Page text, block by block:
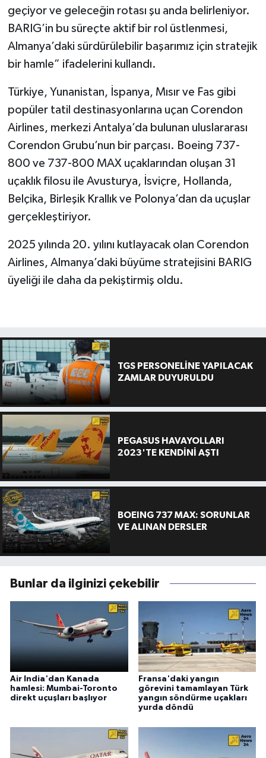
geçiyor ve geleceğin rotası şu anda belirleniyor.
BARIG’in bu süreçte aktif bir rol üstlenmesi,
Almanya’daki sürdürülebilir başarımız için stratejik
bir hamle” ifadelerini kullandı.
Türkiye, Yunanistan, İspanya, Mısır ve Fas gibi
popüler tatil destinasyonlarına uçan Corendon
Airlines, merkezi Antalya’da bulunan uluslararası
Corendon Grubu’nun bir parçası. Boeing 737-
800 ve 737-800 MAX uçaklarından oluşan 31
uçaklık filosu ile Avusturya, İsviçre, Hollanda,
Belçika, Birleşik Krallık ve Polonya’dan da uçuşlar
gerçekleştiriyor.
2025 yılında 20. yılını kutlayacak olan Corendon
Airlines, Almanya’daki büyüme stratejisini BARIG
üyeliği ile daha da pekiştirmiş oldu.
TGS PERSONELİNE YAPILACAK
ZAMLAR DUYURULDU
PEGASUS HAVAYOLLARI
2023'TE KENDİNİ AŞTI
BOEING 737 MAX: SORUNLAR
VE ALINAN DERSLER
Bunlar da ilginizi çekebilir
Air India'dan Kanada
hamlesi: Mumbai-Toronto
direkt uçuşları başlıyor
Fransa'daki yangın
görevini tamamlayan Türk
yangın söndürme uçakları
yurda döndü